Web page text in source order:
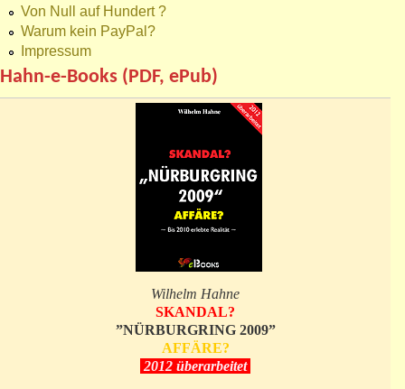
Von Null auf Hundert ?
Warum kein PayPal?
Impressum
Hahn-e-Books (PDF, ePub)
Wilhelm Hahne
SKANDAL?
”NÜRBURGRING 2009”
AFFÄRE?
2012 überarbeitet